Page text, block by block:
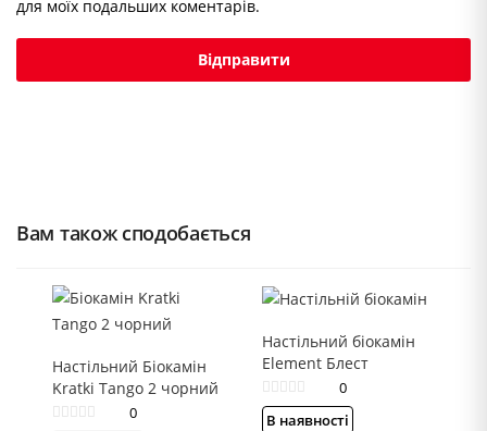
для моїх подальших коментарів.
Вам також сподобається
Настільний Біокамін
Kratki Tango 2 чорний
0
Настільний біокамін
Element Блест
0
В наявності